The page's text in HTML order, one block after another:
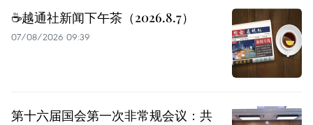
☕️越通社新闻下午茶（2026.8.7）
07/08/2026 09:39
第十六届国会第一次非常规会议：共